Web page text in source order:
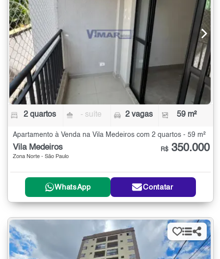
2 quartos - suíte 2 vagas 59 m²
Apartamento à Venda na Vila Medeiros com 2 quartos - 59 m²
Vila Medeiros
Zona Norte - São Paulo
R$ 350.000
WhatsApp Contatar